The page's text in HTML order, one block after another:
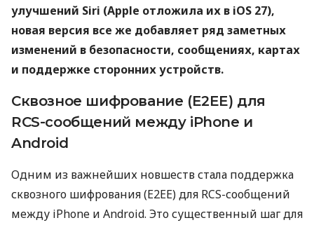
улучшений Siri (Apple отложила их в iOS 27),
новая версия все же добавляет ряд заметных
изменений в безопасности, сообщениях, картах
и ​​поддержке сторонних устройств.
Сквозное шифрование (E2EE) для
RCS-сообщений между iPhone и
Android
Одним из важнейших новшеств стала поддержка
сквозного шифрования (E2EE) для RCS-сообщений
между iPhone и Android. Это существенный шаг для